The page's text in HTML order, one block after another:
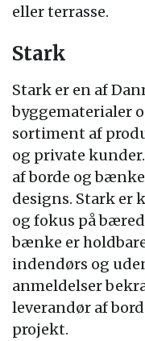
eller terrasse.
Stark
Stark er en af
byggematerialer
sortiment af
og private
af borde og
designs. Stark er
og fokus på
bænke er
indendørs og
anmeldelser
leverandør af
projekt.